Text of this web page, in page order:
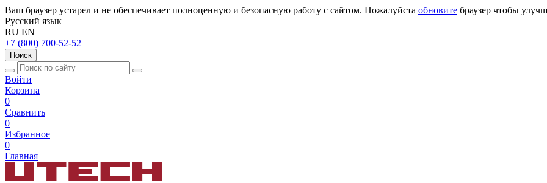
Ваш браузер устарел и не обеспечивает полноценную и безопасную работу с сайтом. Пожалуйста обновите браузер чтобы
Русский язык
RU EN
+7 (800) 700-52-52
Поиск
Войти
Корзина
0
Сравнить
0
Избранное
0
Главная